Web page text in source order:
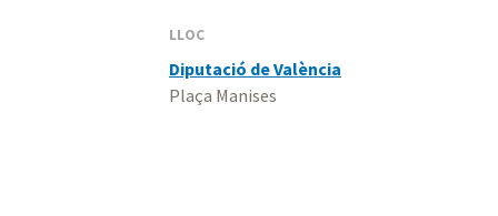
LLOC
Diputació de València
Plaça Manises